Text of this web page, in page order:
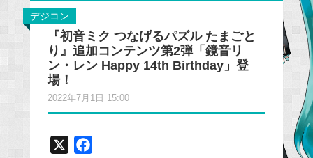
デジコン
『初音ミク つなげるパズル たまごと
り』追加コンテンツ第2弾「鏡音リ
ン・レン Happy 14th Birthday」登
場！
2022年7月1日 15:00